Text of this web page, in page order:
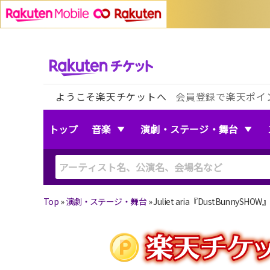
ようこそ楽天チケットへ 会員登録で楽天ポ
トップ 音楽 演劇・ステージ・舞台
Top »演劇・ステージ・舞台»Juliet aria『DustBunnySHOW』